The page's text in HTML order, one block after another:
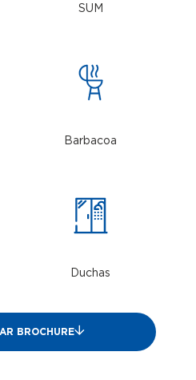
SUM
Barbacoa
Duchas
BROCHURE